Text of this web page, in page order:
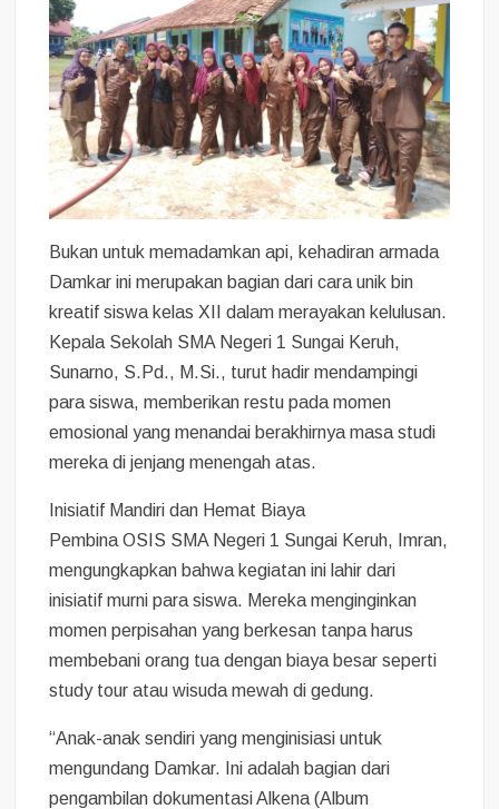
Bukan untuk memadamkan api, kehadiran armada
Damkar ini merupakan bagian dari cara unik bin
kreatif siswa kelas XII dalam merayakan kelulusan.
Kepala Sekolah SMA Negeri 1 Sungai Keruh,
Sunarno, S.Pd., M.Si., turut hadir mendampingi
para siswa, memberikan restu pada momen
emosional yang menandai berakhirnya masa studi
mereka di jenjang menengah atas.
Inisiatif Mandiri dan Hemat Biaya
Pembina OSIS SMA Negeri 1 Sungai Keruh, Imran,
mengungkapkan bahwa kegiatan ini lahir dari
inisiatif murni para siswa. Mereka menginginkan
momen perpisahan yang berkesan tanpa harus
membebani orang tua dengan biaya besar seperti
study tour atau wisuda mewah di gedung.
“Anak-anak sendiri yang menginisiasi untuk
mengundang Damkar. Ini adalah bagian dari
pengambilan dokumentasi Alkena (Album